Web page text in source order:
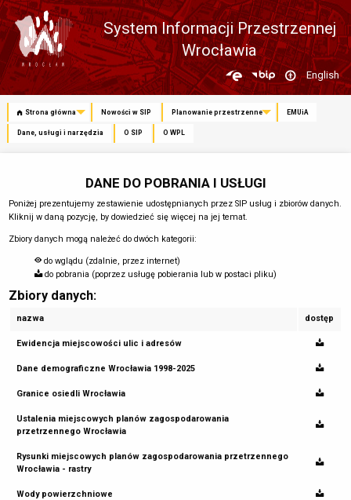
System Informacji Przestrzennej
Wrocławia
Zmień
język
English
Strona główna Nowości w SIP Planowanie przestrzenne EMUiA
Dane, usługi i narzędzia O SIP O WPL
DANE DO POBRANIA I USŁUGI
Poniżej prezentujemy zestawienie udostępnianych przez SIP usług i zbiorów danych.
Kliknij w daną pozycję, by dowiedzieć się więcej na jej temat.
Zbiory danych mogą należeć do dwóch kategorii:
do wglądu (zdalnie, przez internet)
do pobrania (poprzez usługę pobierania lub w postaci pliku)
Zbiory danych:
nazwa dostęp
Ewidencja miejscowości ulic i adresów
Dane demograficzne Wrocławia 1998-2025
Granice osiedli Wrocławia
Ustalenia miejscowych planów zagospodarowania
przetrzennego Wrocławia
Rysunki miejscowych planów zagospodarowania przetrzennego
Wrocławia - rastry
Wody powierzchniowe